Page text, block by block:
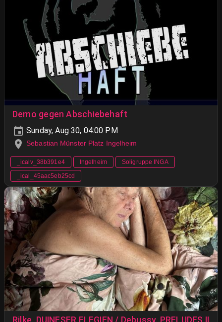
Demo gegen Abschiebehaft
Sunday, Aug 30, 04:00 PM
Sebastian Münster Platz Ingelheim
_icalv_38b391e4 Ingelheim
Soligruppe INGA
_ical_45aac5eb25cd
Rilke. DUINESER ELEGIEN / Debussy. PRELUDES II